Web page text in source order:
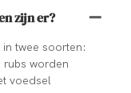
zijn er?
twee soorten:
rubs worden
voedsel